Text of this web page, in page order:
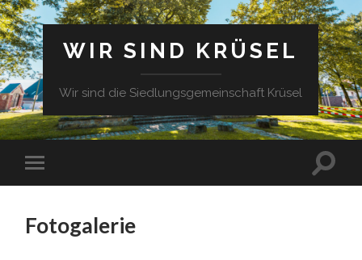
WIR SIND KRÜSEL
Wir sind die Siedlungsgemeinschaft Krüsel
Fotogalerie